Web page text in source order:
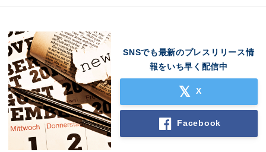
SNSでも最新のプレスリリース情
報をいち早く配信中
X
Facebook